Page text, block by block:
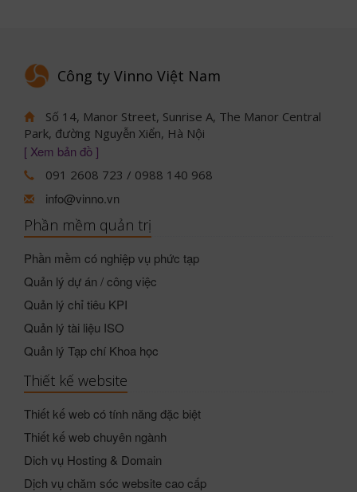
Công ty Vinno Việt Nam
Số 14, Manor Street, Sunrise A, The Manor Central
Park, đường Nguyễn Xiển, Hà Nội
[ Xem bản đồ ]
091 2608 723 / 0988 140 968
info@vinno.vn
Phần mềm quản trị
Phần mềm có nghiệp vụ phức tạp
Quản lý dự án / công việc
Quản lý chỉ tiêu KPI
Quản lý tài liệu ISO
Quản lý Tạp chí Khoa học
Thiết kế website
Thiết kế web có tính năng đặc biệt
Thiết kế web chuyên ngành
Dich vụ Hosting & Domain
Dịch vụ chăm sóc website cao cấp